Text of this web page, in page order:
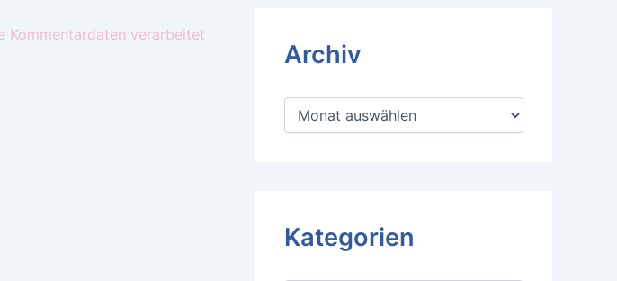
Kommentardaten verarbeitet
Archiv
A
Kategorien